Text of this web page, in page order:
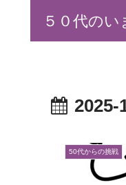
５０代の
2025-
50代からの挑戦